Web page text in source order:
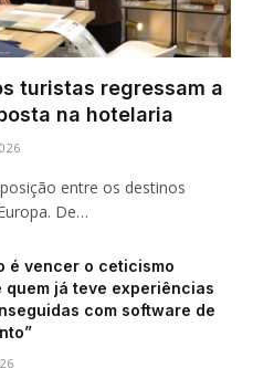
turistas regressam a
na hotelaria
entre os destinos
De…
é vencer o ceticismo
quem já teve experiências
com software de